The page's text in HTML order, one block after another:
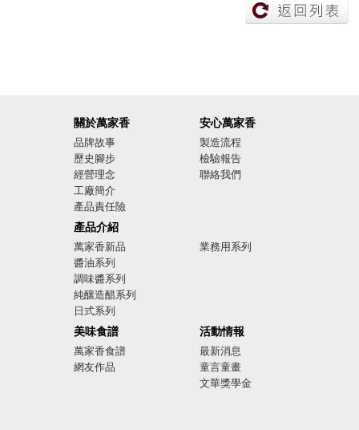
關於萬家香
品牌故事
歷史腳步
經營理念
工廠簡介
產品責任險
廣告影音
產品介紹
萬家香新品
醬油系列
調味醬系列
純釀造醋系列
日式系列
業務用系列
美味食譜
萬家香食譜
網友作品
安心萬家香
製造流程
檢驗報告
聯絡我們
活動情報
最新消息
童言童畫
文華獎學金